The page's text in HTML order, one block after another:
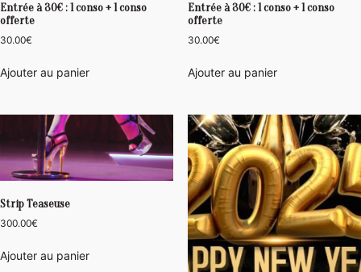
Entrée à 30€ : 1 conso + 1 conso
offerte
30.00€
Ajouter au panier
Entrée à 30€ : 1 conso + 1 conso
offerte
30.00€
Ajouter au panier
Strip Teaseuse
300.00€
Ajouter au panier